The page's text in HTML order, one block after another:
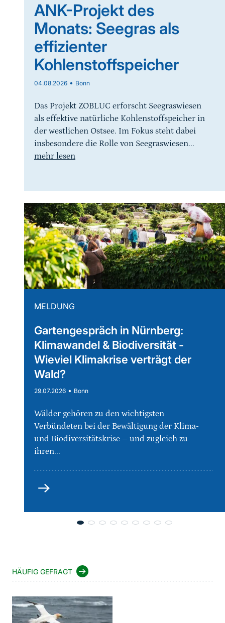
ANK-Projekt des
Monats: Seegras als
effizienter
Kohlenstoffspeicher
04.08.2026 • Bonn
Das Projekt ZOBLUC erforscht Seegraswiesen
als effektive natürliche Kohlenstoffspeicher in
der westlichen Ostsee. Im Fokus steht dabei
insbesondere die Rolle von Seegraswiesen...
mehr lesen
Gartengespräch in Nürnberg:
Klimawandel & Biodiversität -
Wieviel Klimakrise verträgt der
Wald?
MELDUNG
29.07.2026 • Bonn
Wälder gehören zu den wichtigsten
Verbündeten bei der Bewältigung der Klima-
und Biodiversitätskrise – und zugleich zu
ihren...
mehr
HÄUFIG GEFRAGT